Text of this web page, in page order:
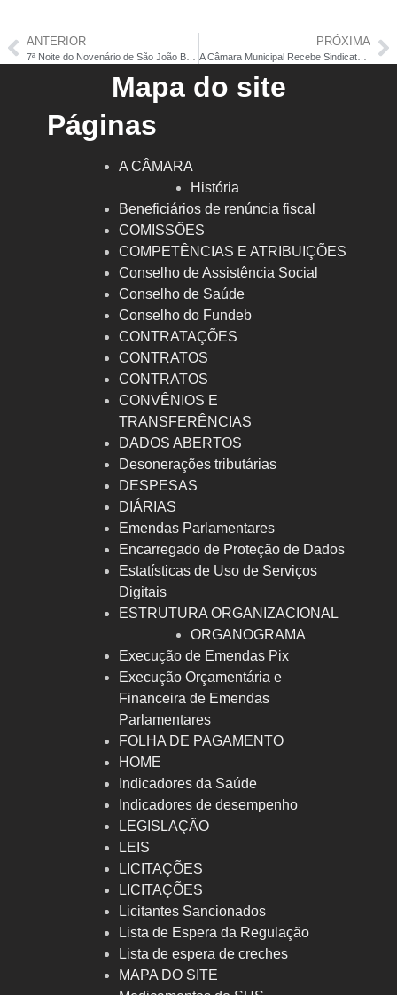
ANTERIOR PRÓXIMA
A Câmara Municipal Recebe Sindicato de Produtores Rural em Palestra Ministrada pelo SEBRAE
Mapa do site
Páginas
A CÂMARA
História
Beneficiários de renúncia fiscal
COMISSÕES
COMPETÊNCIAS E ATRIBUIÇÕES
Conselho de Assistência Social
Conselho de Saúde
Conselho do Fundeb
CONTRATAÇÕES
CONTRATOS
CONTRATOS
CONVÊNIOS E
TRANSFERÊNCIAS
DADOS ABERTOS
Desonerações tributárias
DESPESAS
DIÁRIAS
Emendas Parlamentares
Encarregado de Proteção de Dados
Estatísticas de Uso de Serviços
Digitais
ESTRUTURA ORGANIZACIONAL
ORGANOGRAMA
Execução de Emendas Pix
Execução Orçamentária e
Financeira de Emendas
Parlamentares
FOLHA DE PAGAMENTO
HOME
Indicadores da Saúde
Indicadores de desempenho
LEGISLAÇÃO
LEIS
LICITAÇÕES
LICITAÇÕES
Licitantes Sancionados
Lista de Espera da Regulação
Lista de espera de creches
MAPA DO SITE